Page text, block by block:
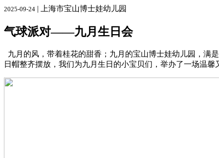
2025-09-24 | 上海市宝山博士娃幼儿园
气球派对——九月生日会
九月的风，带着桂花的甜香；九月的宝山博士娃幼儿园，满
日帽整齐摆放，我们为九月生日的小宝贝们，举办了一场温